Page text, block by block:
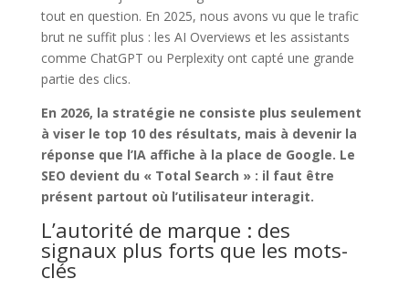
tout en question. En 2025, nous avons vu que le trafic
brut ne suffit plus : les AI Overviews et les assistants
comme ChatGPT ou Perplexity ont capté une grande
partie des clics.
En 2026, la stratégie ne consiste plus seulement
à viser le top 10 des résultats, mais à devenir la
réponse que l’IA affiche à la place de Google. Le
SEO devient du « Total Search » : il faut être
présent partout où l’utilisateur interagit.
L’autorité de marque : des
signaux plus forts que les mots-
clés